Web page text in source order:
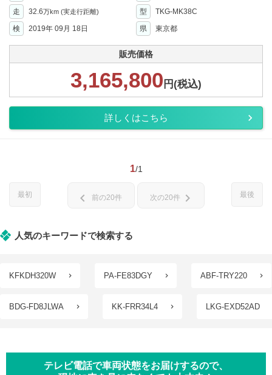
走 32.6万km (実走行距離) 型
TKG-MK38C
検
2019年 09月 18日 県 東京都
販売価格
3,165,800 円(税込)
詳しくはこちら
1/1
最初 最後
chevron_left 前の20件 次の20件 chevron_right
人気のキーワードで検索する
KFKDH320W PA-FE83DGY ABF-TRY220
BDG-FD8JLWA KK-FRR34L4 LKG-EXD52AD
テレビ電話で車両状態をお届けするので、